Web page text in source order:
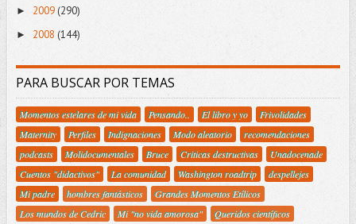
► 2009 (290)
► 2008 (144)
PARA BUSCAR POR TEMAS
Momentos estelares de mi vida Pensando.. El libro y yo
Frivolidades
Maternity
Perfiles Indignaciones Modo aleatorio
recomendaciones
podcasts
Molidocumentales Bruce Criticas destructivas
Unadocenade
Cuentos "didactivos"
La comunidad Washington roadtrip
despellejes
Mi padre
hombres fantásticos
Grandes Momentos Etílicos
Los mundos de Cedric
Mi "no vida amorosa" Queridos científicos